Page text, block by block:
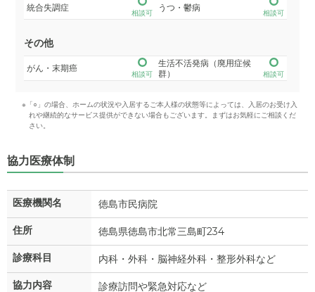
統合失調症
相談可
うつ・鬱病
相談可
その他
がん・末期癌
相談可
生活不活発病（廃用症候
群）
相談可
※「○」の場合、ホームの状況や入居するご本人様の状態等によっては、入居のお受け入
れや継続的なサービス提供ができない場合もございます。まずはお気軽にご相談くだ
さい。
協力医療体制
医療機関名 徳島市民病院
住所 徳島県徳島市北常三島町234
診療科目 内科・外科・脳神経外科・整形外科など
協力内容 診療訪問や緊急対応など